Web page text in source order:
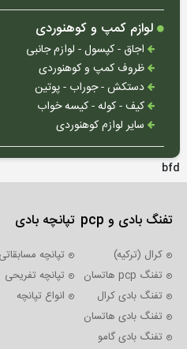
لوازم کمپ و کوهنوردی
اجاق - کپسول - لوازم جانبی
ظروف کمپ و کوهنوردی
دستکش - جوراب - پوتین
کیف - کوله - کیسه خواب
سایر لوازم کوهنوردی
bfd
تفنگ بادی و pcp
کرال (ترکیه)
تفنگ pcp هاتسان
تفنگ بادی کرال
تفنگ بادی هاتسان
تفنگ بادی گامو
تپانچه بادی
تپانچه مسابقاتی
تپانچه تفریحی
انواع تپانچه